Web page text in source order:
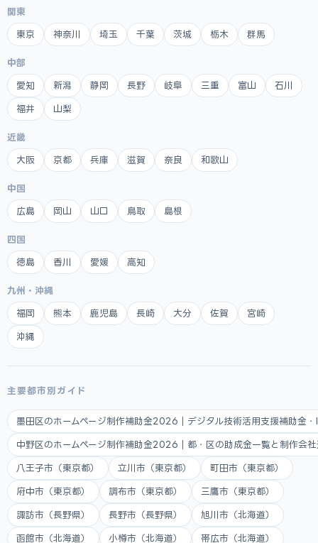
関東
東京 神奈川 埼玉 千葉 茨城 栃木 群馬
中部
愛知 新潟 静岡 長野 岐阜 三重 富山 石川
福井 山梨
近畿
大阪 京都 兵庫 滋賀 奈良 和歌山
中国
広島 岡山 山口 鳥取 島根
四国
徳島 香川 愛媛 高知
九州・沖縄
福岡 熊本 鹿児島 長崎 大分 佐賀 宮崎
沖縄
主要都市別ガイド
墨田区のホームページ制作補助金2026｜デジタル技術活用支援補助金
中野区のホームページ制作補助金2026｜都・区の助成金一覧と制作会
八王子市（東京都） 立川市（東京都） 町田市（東京都）
府中市（東京都） 調布市（東京都） 三鷹市（東京都）
諏訪市（長野県） 長野市（長野県） 旭川市（北海道）
函館市（北海道） 小樽市（北海道） 帯広市（北海道）